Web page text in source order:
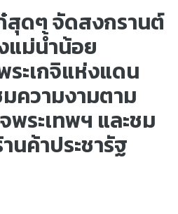
สุดๆ จัดสงกรานต์
แม่น้ำน้อย
ะเกจิแห่งแดน
ความงามตาม
พระเทพฯ และชม
นค้าประชารัฐ